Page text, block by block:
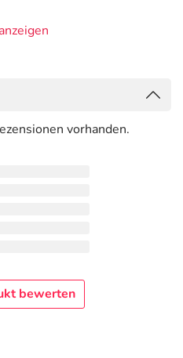
vorhanden.
bewerten